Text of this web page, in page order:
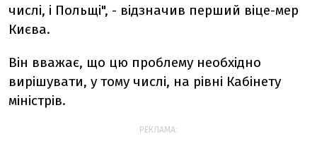
числі, і Польщі", - відзначив перший віце-мер
Києва.
Він вважає, що цю проблему необхідно
вирішувати, у тому числі, на рівні Кабінету
міністрів.
РЕКЛАМА: